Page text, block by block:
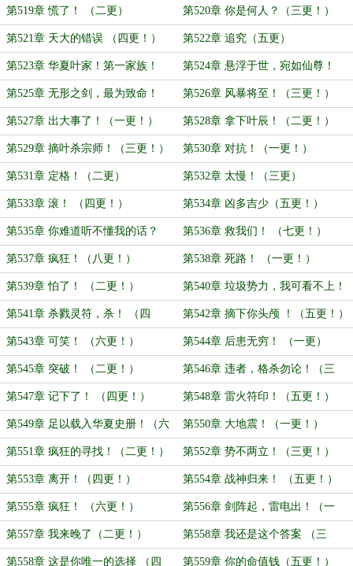
第519章 慌了！ （二更） 第520章 你是何人？（三更！）
第521章 天大的错误 （四更！） 第522章 追究（五更）
第523章 华夏叶家！第一家族！
（六更！）
第524章 悬浮于世，宛如仙尊！
（一更）
第525章 无形之剑，最为致命！
（二更！）
第526章 风暴将至！（三更！）
第527章 出大事了！（一更！） 第528章 拿下叶辰！（二更！）
第529章 摘叶杀宗师！（三更！） 第530章 对抗！（一更！）
第531章 定格！（二更） 第532章 太慢！（三更）
第533章 滚！ （四更！） 第534章 凶多吉少（五更！）
第535章 你难道听不懂我的话？
（六更！）
第536章 救我们！ （七更！）
第537章 疯狂！（八更！） 第538章 死路！ （一更！）
第539章 怕了！ （二更！） 第540章 垃圾势力，我可看不上！
（三更！）
第541章 杀戮灵符，杀！ （四
更！）
第542章 摘下你头颅 ！（五更！）
第543章 可笑！ （六更！） 第544章 后患无穷！ （一更）
第545章 突破！ （二更！） 第546章 违者，格杀勿论！（三
更！）
第547章 记下了！ （四更！） 第548章 雷火符印！（五更！）
第549章 足以载入华夏史册！（六
更！）
第550章 大地震！（一更！）
第551章 疯狂的寻找！（二更！） 第552章 势不两立！（三更！）
第553章 离开！（四更！） 第554章 战神归来！ （五更！）
第555章 疯狂！ （六更！） 第556章 剑阵起，雷电出！（一
更！）
第557章 我来晚了（二更！） 第558章 我还是这个答案 （三
更！）
第558章 这是你唯一的选择 （四 第559章 你的命值钱（五更！）